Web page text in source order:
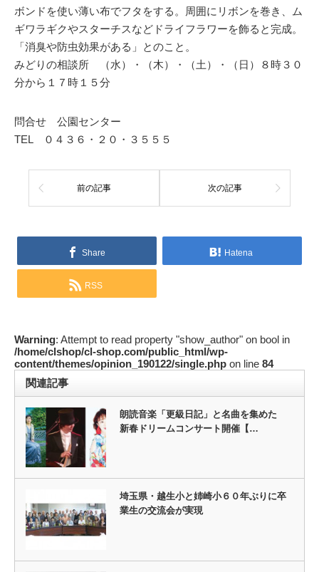
ボンドを使い薄い布でフタをする。周囲にリボンを巻き、ム
ギワラギクやスターチスなどドライフラワーを飾ると完成。
「消臭や防虫効果がある」とのこと。
みどりの相談所 （水）・（木）・（土）・（日）８時３０
分から１７時１５分
問合せ 公園センター
TEL ０４３６・２０・３５５５
前の記事 次の記事
Share Hatena
RSS
Warning: Attempt to read property "show_author" on bool in
/home/clshop/cl-shop.com/public_html/wp-
content/themes/opinion_190122/single.php on line 84
関連記事
朗読音楽「更級日記」と名曲を集めた
新春ドリームコンサート開催【…
埼玉県・越生小と姉崎小６０年ぶりに卒
業生の交流会が実現